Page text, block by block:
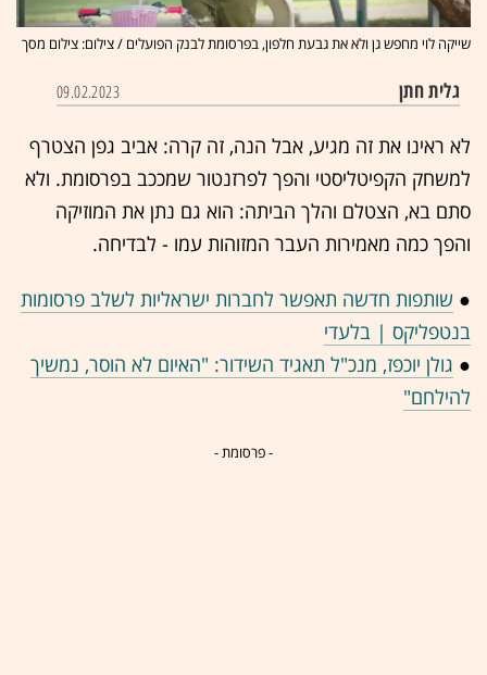
שייקה לוי מחפש גן ולא את גבעת חלפון, בפרסומת לבנק הפועלים / צילום: צילום מסך
גלית חתן 09.02.2023
לא ראינו את זה מגיע, אבל הנה, זה קרה: אביב גפן הצטרף
למשחק הקפיטליסטי והפך לפרזנטור שמככב בפרסומת. ולא
סתם בא, הצטלם והלך הביתה: הוא גם נתן את המוזיקה
והפך כמה מאמירות העבר המזוהות עמו - לבדיחה.
● שותפות חדשה תאפשר לחברות ישראליות לשלב פרסומות
בנטפליקס | בלעדי
● גולן יוכפז, מנכ"ל תאגיד השידור: "האיום לא הוסר, נמשיך
להילחם"
- פרסומת -